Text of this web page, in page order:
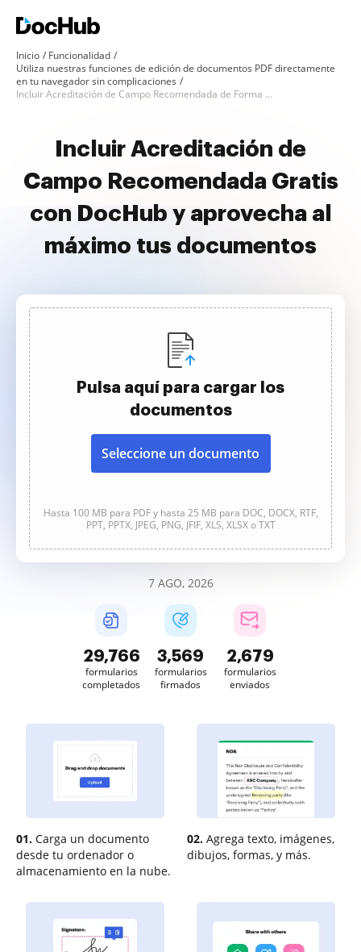
Inicio
Funcionalidad
Utiliza nuestras funciones de edición de documentos PDF directamente
en tu navegador sin complicaciones
Incluir Acreditación de Campo Recomendada de Forma Gratuita
Incluir Acreditación de
Campo Recomendada Gratis
con DocHub y aprovecha al
máximo tus documentos
Pulsa aquí para cargar los
documentos
Seleccione un documento
Hasta 100 MB para PDF y hasta 25 MB para DOC, DOCX, RTF,
PPT, PPTX, JPEG, PNG, JFIF, XLS, XLSX o TXT
7 AGO, 2026
29,767
formularios
completados
3,569
formularios
firmados
2,679
formularios
enviados
01. Carga un documento
desde tu ordenador o
almacenamiento en la nube.
02. Agrega texto, imágenes,
dibujos, formas, y más.